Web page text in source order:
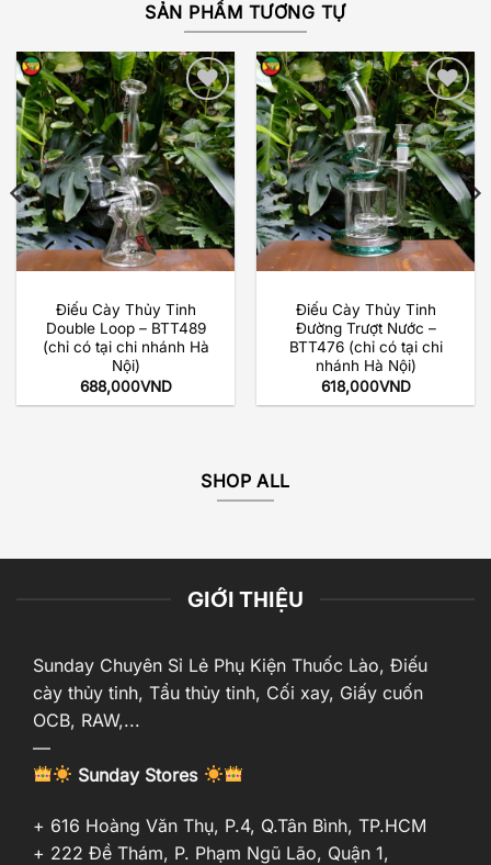
SẢN PHẨM TƯƠNG TỰ
Add to
wishlist
Điếu Cày Thủy Tinh
Double Loop – BTT489
(chỉ có tại chi nhánh Hà
Nội)
688,000VND
Add to
wishlist
Điếu Cày Thủy Tinh
Đường Trượt Nước –
BTT476 (chỉ có tại chi
nhánh Hà Nội)
618,000VND
SHOP ALL
GIỚI THIỆU
Sunday Chuyên Sỉ Lẻ Phụ Kiện Thuốc Lào, Điếu
cày thủy tinh, Tẩu thủy tinh, Cối xay, Giấy cuốn
OCB, RAW,...
—
Sunday Stores
+ 616 Hoàng Văn Thụ, P.4, Q.Tân Bình, TP.HCM
+ 222 Đề Thám, P. Phạm Ngũ Lão, Quận 1,